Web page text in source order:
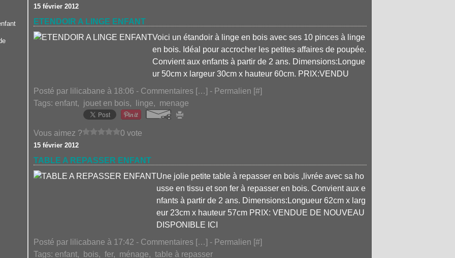
15 février 2012
ETENDOIR A LINGE ENFANT
Voici un étandoir à linge en bois avec ses 10 pinces à linge
en bois. Idéal pour accrocher les petites affaires de poupée.
Convient aux enfants à partir de 2 ans. Dimensions:Longue
ur 50cm x largeur 30cm x hauteur 60cm. PRIX:VENDU
Posté par lilicabane à 18:06 - Commentaires […] - Permalien [#]
Tags: enfant, jouet en bois, linge, menage
Vous aimez ? 0 vote
15 février 2012
TABLE A REPASSER ENFANT
Une jolie petite table à repasser en bois ,livrée avec sa ho
usse en tissu et son fer à repasser en bois. Convient aux e
nfants à partir de 2 ans. Dimensions:Longueur 62cm x larg
eur 23cm x hauteur 57cm PRIX: VENDUE DE NOUVEAU
DISPONIBLE ICI
Posté par lilicabane à 17:42 - Commentaires […] - Permalien [#]
Tags: enfant, bois, fer, ménage, table à repasser